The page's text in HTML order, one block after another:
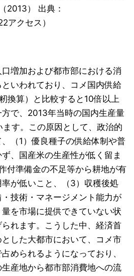
2013） 出典：
アクセス）
増加および都市部における消
いわれており、コメ国内供給
換算）と比較すると10倍以上
で、2013年当時の国内生産量
す。この原因として、政治的
（1）優良種子の供給体制や普
、国産米の生産性が低く留ま
付準備金の不足等から耕地が有
が低いこと、（3）収穫後処
技術・マネージメント能力が
を市場に提供できていない状
れます。こうした中、経済首
した大都市において、コメ市
められるようになっており、
産地から都市部消費地への流